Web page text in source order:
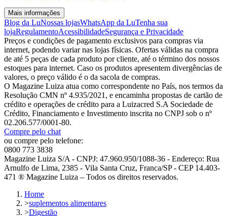
Mais informações
Blog da LuNossas lojasWhatsApp da LuTenha sua
lojaRegulamentoAcessibilidadeSegurança e Privacidade
Preços e condições de pagamento exclusivos para compras via
internet, podendo variar nas lojas físicas. Ofertas válidas na compra
de até 5 peças de cada produto por cliente, até o término dos nossos
estoques para internet. Caso os produtos apresentem divergências de
valores, o preço válido é o da sacola de compras.
O Magazine Luiza atua como correspondente no País, nos termos da
Resolução CMN nº 4.935/2021, e encaminha propostas de cartão de
crédito e operações de crédito para a Luizacred S.A Sociedade de
Crédito, Financiamento e Investimento inscrita no CNPJ sob o nº
02.206.577/0001-80.
Compre pelo chat
ou compre pelo telefone:
0800 773 3838
Magazine Luiza S/A - CNPJ: 47.960.950/1088-36 - Endereço: Rua
Arnulfo de Lima, 2385 - Vila Santa Cruz, Franca/SP - CEP 14.403-
471 ® Magazine Luiza – Todos os direitos reservados.
Home
>suplementos alimentares
>Digestão